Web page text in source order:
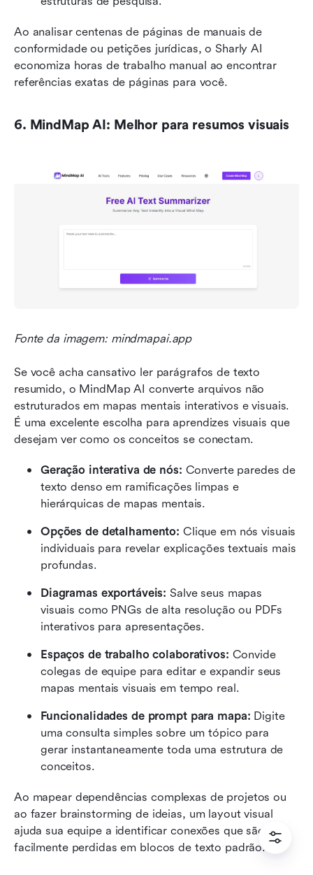
Ao analisar centenas de páginas de manuais de
conformidade ou petições jurídicas, o Sharly AI
economiza horas de trabalho manual ao encontrar
referências exatas de páginas para você.
6. MindMap AI: Melhor para resumos visuais
Fonte da imagem: mindmapai.app
Se você acha cansativo ler parágrafos de texto
resumido, o MindMap AI converte arquivos não
estruturados em mapas mentais interativos e visuais.
É uma excelente escolha para aprendizes visuais que
desejam ver como os conceitos se conectam.
Geração interativa de nós: Converte paredes de
texto denso em ramificações limpas e
hierárquicas de mapas mentais.
Opções de detalhamento: Clique em nós visuais
individuais para revelar explicações textuais mais
profundas.
Diagramas exportáveis: Salve seus mapas
visuais como PNGs de alta resolução ou PDFs
interativos para apresentações.
Espaços de trabalho colaborativos: Convide
colegas de equipe para editar e expandir seus
mapas mentais visuais em tempo real.
Funcionalidades de prompt para mapa: Digite
uma consulta simples sobre um tópico para
gerar instantaneamente toda uma estrutura de
conceitos.
Ao mapear dependências complexas de projetos ou
ao fazer brainstorming de ideias, um layout visual
ajuda sua equipe a identificar conexões que são
facilmente perdidas em blocos de texto padrão.